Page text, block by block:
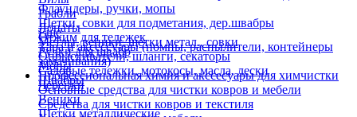
Флаундеры, ручки, мопы
Щетки, совки для подметания, дер.швабры
Отжим для тележек
Ручки для швабр
Мопы
Швабры
Грабли
Лопаты
Метлы, веники, щетки метал., совки
Опрыскиватели, шланги, секаторы
Садовые тележки, мотокосы, масла, лески
Черенки
Веники
Щетки металлические
Еще
Тара и аксессуары (помпы, распылители, контейнеры
замачивания)
Профессиональная химия и акссесуары для химчистки
Основные средства для чистки ковров и мебели
Средства для чистки ковров и текстиля